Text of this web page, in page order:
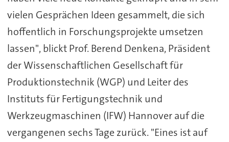
vielen Gesprächen Ideen gesammelt, die sich
hoffentlich in Forschungsprojekte umsetzen
lassen", blickt Prof. Berend Denkena, Präsident
der Wissenschaftlichen Gesellschaft für
Produktionstechnik (WGP) und Leiter des
Instituts für Fertigungstechnik und
Werkzeugmaschinen (IFW) Hannover auf die
vergangenen sechs Tage zurück. "Eines ist auf